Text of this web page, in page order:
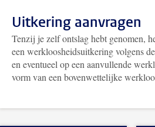
Uitkering aanvragen
Tenzij je zelf ontslag hebt genomen,
een werkloosheidsuitkering volgens
en eventueel op een aanvullende
vorm van een bovenwettelijke